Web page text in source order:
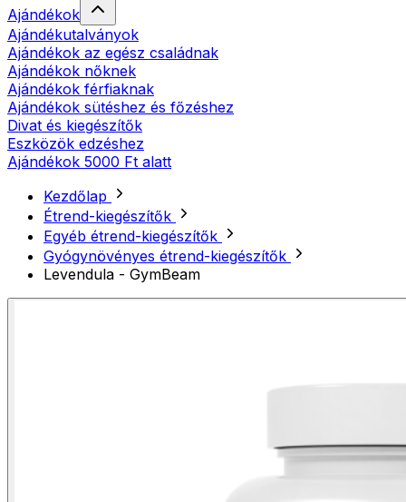
Ajándékok
Ajándékutalványok
Ajándékok az egész családnak
Ajándékok nőknek
Ajándékok férfiaknak
Ajándékok sütéshez és főzéshez
Divat és kiegészítők
Eszközök edzéshez
Ajándékok 5000 Ft alatt
Kezdőlap
Étrend-kiegészítők
Egyéb étrend-kiegészítők
Gyógynövényes étrend-kiegészítők
Levendula - GymBeam